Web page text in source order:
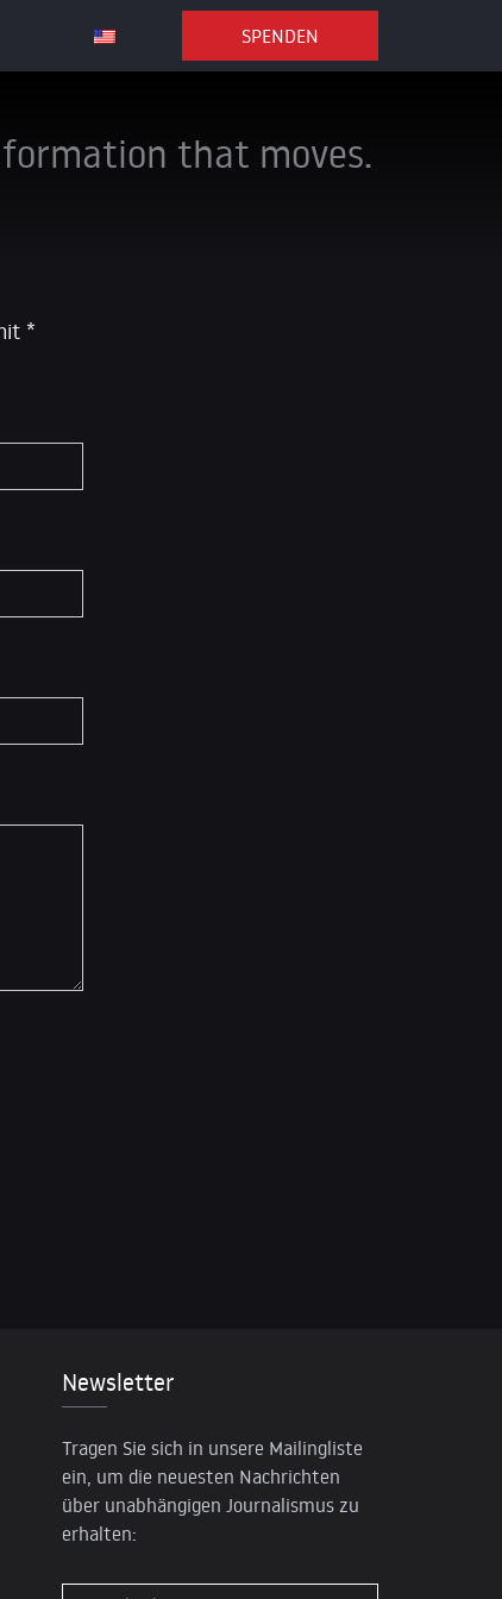
SPENDEN
that moves.
*
Newsletter
Tragen Sie sich in unsere Mailingliste
ein, um die neuesten Nachrichten
über unabhängigen Journalismus zu
erhalten: